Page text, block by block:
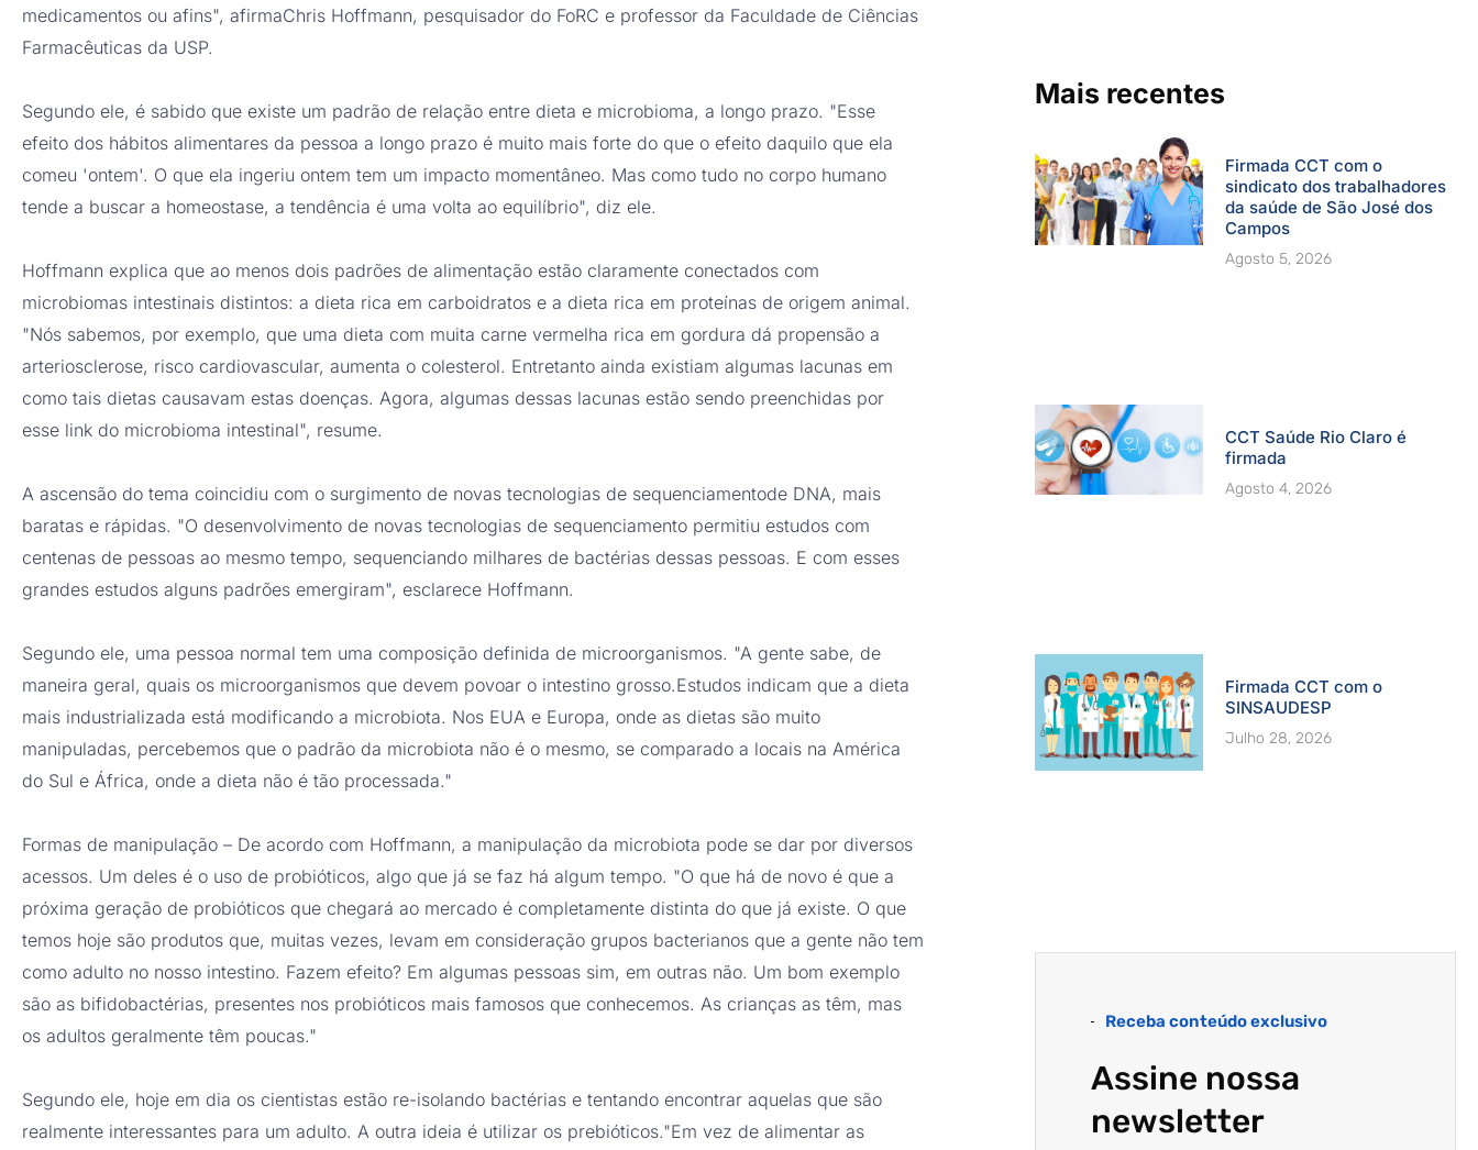
medicamentos ou afins", afirmaChris Hoffmann, pesquisador do FoRC e professor da Faculdade de Ciências
Farmacêuticas da USP.
Segundo ele, é sabido que existe um padrão de relação entre dieta e microbioma, a longo prazo. "Esse
efeito dos hábitos alimentares da pessoa a longo prazo é muito mais forte do que o efeito daquilo que ela
comeu 'ontem'. O que ela ingeriu ontem tem um impacto momentâneo. Mas como tudo no corpo humano
tende a buscar a homeostase, a tendência é uma volta ao equilíbrio", diz ele.
Hoffmann explica que ao menos dois padrões de alimentação estão claramente conectados com
microbiomas intestinais distintos: a dieta rica em carboidratos e a dieta rica em proteínas de origem animal.
"Nós sabemos, por exemplo, que uma dieta com muita carne vermelha rica em gordura dá propensão a
arteriosclerose, risco cardiovascular, aumenta o colesterol. Entretanto ainda existiam algumas lacunas em
como tais dietas causavam estas doenças. Agora, algumas dessas lacunas estão sendo preenchidas por
esse link do microbioma intestinal", resume.
A ascensão do tema coincidiu com o surgimento de novas tecnologias de sequenciamentode DNA, mais
baratas e rápidas. "O desenvolvimento de novas tecnologias de sequenciamento permitiu estudos com
centenas de pessoas ao mesmo tempo, sequenciando milhares de bactérias dessas pessoas. E com esses
grandes estudos alguns padrões emergiram", esclarece Hoffmann.
Segundo ele, uma pessoa normal tem uma composição definida de microorganismos. "A gente sabe, de
maneira geral, quais os microorganismos que devem povoar o intestino grosso.Estudos indicam que a dieta
mais industrializada está modificando a microbiota. Nos EUA e Europa, onde as dietas são muito
manipuladas, percebemos que o padrão da microbiota não é o mesmo, se comparado a locais na América
do Sul e África, onde a dieta não é tão processada."
Formas de manipulação – De acordo com Hoffmann, a manipulação da microbiota pode se dar por diversos
acessos. Um deles é o uso de probióticos, algo que já se faz há algum tempo. "O que há de novo é que a
próxima geração de probióticos que chegará ao mercado é completamente distinta do que já existe. O que
temos hoje são produtos que, muitas vezes, levam em consideração grupos bacterianos que a gente não tem
como adulto no nosso intestino. Fazem efeito? Em algumas pessoas sim, em outras não. Um bom exemplo
são as bifidobactérias, presentes nos probióticos mais famosos que conhecemos. As crianças as têm, mas
os adultos geralmente têm poucas."
Segundo ele, hoje em dia os cientistas estão re-isolando bactérias e tentando encontrar aquelas que são
realmente interessantes para um adulto. A outra ideia é utilizar os prebióticos."Em vez de alimentar as
Mais recentes
Firmada CCT com o
sindicato dos trabalhadores
da saúde de São José dos
Campos
Agosto 5, 2026
CCT Saúde Rio Claro é
firmada
Agosto 4, 2026
Firmada CCT com o
SINSAUDESP
Julho 28, 2026
Receba conteúdo exclusivo
Assine nossa
newsletter